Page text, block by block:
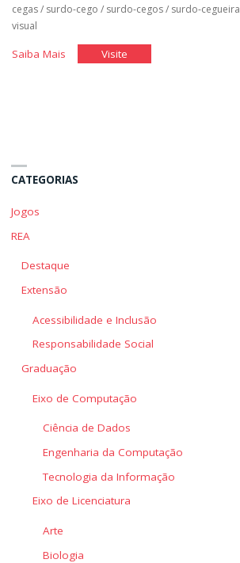
cegas/ surdo-cego / surdo-cegos/ surdo-cegueira
visual
Saiba Mais"Qual
Deficiência"
Visite"Qual
CATEGORIAS
Jogos
REA
Destaque
Extensão
Acessibilidade e Inclusão
Responsabilidade Social
Graduação
Eixo de Computação
Ciência de Dados
Engenharia da Computação
Tecnologia da Informação
Eixo de Licenciatura
Arte
Biologia